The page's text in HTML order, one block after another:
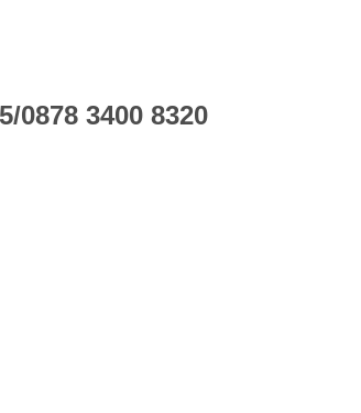
0878 3400 8320